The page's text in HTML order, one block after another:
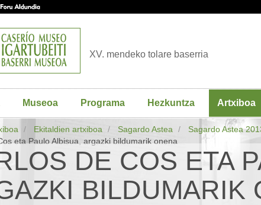
XV. mendeko tolare baserria
Museoa Programa Hezkuntza Artxiboa
Ekitaldien artxiboa Sagardo Astea Sagardo Astea
eta Paulo Albisua, argazki bildumarik onena
DE COS ETA
BILDUMARIK